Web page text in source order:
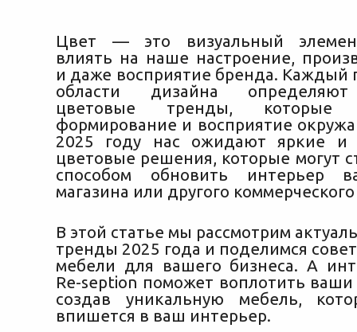
Цвет — это визуальный
влиять на наше настроение,
и даже восприятие бренда. Каждый
области дизайна определяют
цветовые тренды,
формирование и восприятие
2025 году нас ожидают яркие и
цветовые решения, которые могут
способом обновить интерьер
магазина или другого
В этой статье мы рассмотрим
тренды 2025 года и поделимся
мебели для вашего бизнеса. А
Re-seption поможет воплотить
создав уникальную мебель,
впишется в ваш интерьер.